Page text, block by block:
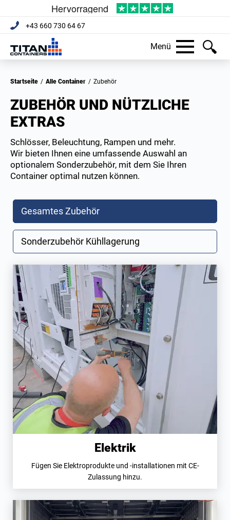
+43 660 730 64 67
Menü
Startseite / Alle Container / Zubehör
ZUBEHÖR UND NÜTZLICHE
EXTRAS
Schlösser, Beleuchtung, Rampen und mehr.
Wir bieten Ihnen eine umfassende Auswahl an
optionalem Sonderzubehör, mit dem Sie Ihren
Container optimal nutzen können.
Gesamtes Zubehör
Sonderzubehör Kühllagerung
Elektrik
Fügen Sie Elektroprodukte und -installationen mit CE-
Zulassung hinzu.